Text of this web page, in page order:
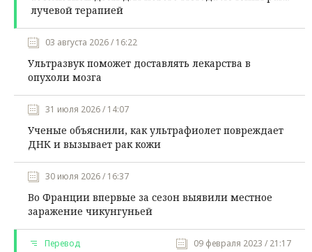
лучевой терапией
03 августа 2026 / 16:22
Ультразвук поможет доставлять лекарства в
опухоли мозга
31 июля 2026 / 14:07
Ученые объяснили, как ультрафиолет повреждает
ДНК и вызывает рак кожи
30 июля 2026 / 16:37
Во Франции впервые за сезон выявили местное
заражение чикунгуньей
Перевод 09 февраля 2023 / 21:17